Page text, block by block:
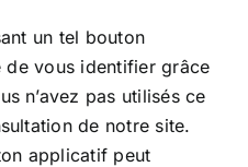
un tel bouton
vous identifier grâce
n’avez pas utilisés ce
de notre site.
applicatif peut